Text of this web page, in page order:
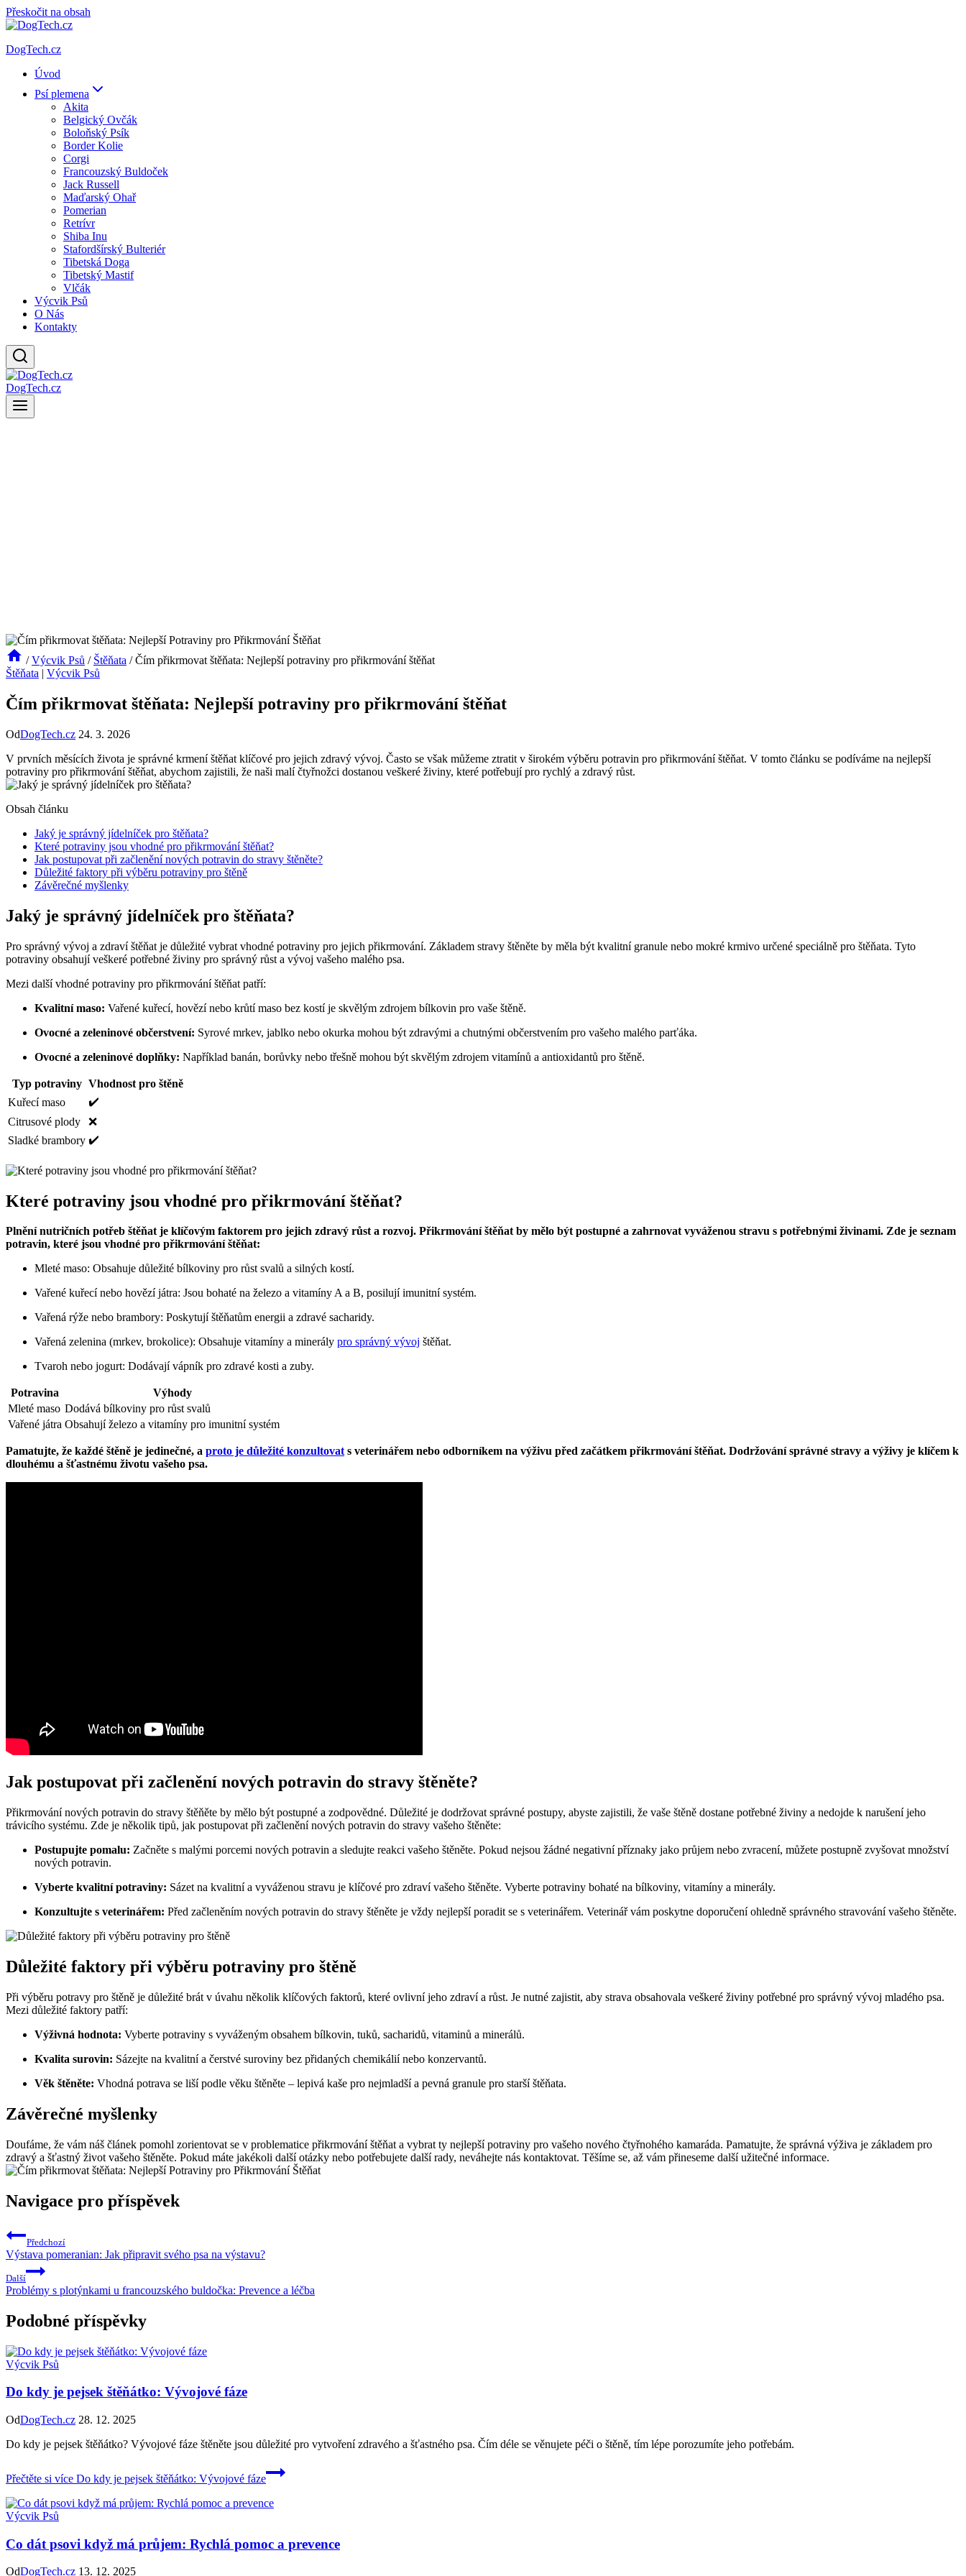
Přeskočit na obsah
DogTech.cz
Úvod
Psí plemena
Akita
Belgický Ovčák
Boloňský Psík
Border Kolie
Corgi
Francouzský Buldoček
Jack Russell
Maďarský Ohař
Pomerian
Retrívr
Shiba Inu
Stafordšírský Bulteriér
Tibetská Doga
Tibetský Mastif
Vlčák
Výcvik Psů
O Nás
Kontakty
DogTech.cz
/ Výcvik Psů / Štěňata / Čím přikrmovat štěňata: Nejlepší potraviny pro přikrmování štěňat
Štěňata | Výcvik Psů
Čím přikrmovat štěňata: Nejlepší potraviny pro přikrmování štěňat
OdDogTech.cz 24. 3. 2026
V prvních měsících života je správné krmení štěňat klíčové pro jejich zdravý vývoj. Často se však můžeme ztratit v širokém výběru potravin pro přikrmování štěňat. V tomto článku se podíváme na nejlepší
potraviny pro přikrmování štěňat, abychom zajistili, že naši malí čtyřnožci dostanou veškeré živiny, které potřebují pro rychlý a zdravý růst.
Obsah článku
Jaký je správný jídelníček pro štěňata?
Které potraviny jsou vhodné pro přikrmování štěňat?
Jak postupovat při začlenění nových potravin do stravy štěněte?
Důležité faktory při výběru potraviny pro štěně
Závěrečné myšlenky
Jaký je správný jídelníček pro štěňata?
Pro správný vývoj a zdraví štěňat je důležité vybrat vhodné potraviny pro jejich přikrmování. Základem stravy štěněte by měla být kvalitní granule nebo mokré krmivo určené speciálně pro štěňata. Tyto
potraviny obsahují veškeré potřebné živiny pro správný růst a vývoj vašeho malého psa.
Mezi další vhodné potraviny pro přikrmování štěňat patří:
Kvalitní maso: Vařené kuřecí, hovězí nebo krůtí maso bez kostí je skvělým zdrojem bílkovin pro vaše štěně.
Ovocné a zeleninové občerstvení: Syrové mrkev, jablko nebo okurka mohou být zdravými a chutnými občerstvením pro vašeho malého parťáka.
Ovocné a zeleninové doplňky: Například banán, borůvky nebo třešně mohou být skvělým zdrojem vitamínů a antioxidantů pro štěně.
Typ potraviny Vhodnost pro štěně
Kuřecí maso
✔️
Citrusové plody
❌
Sladké brambory ✔️
Které potraviny jsou vhodné pro přikrmování štěňat?
Plnění nutričních potřeb štěňat je klíčovým faktorem pro jejich zdravý růst a rozvoj. Přikrmování štěňat by mělo být postupné a zahrnovat vyváženou stravu s potřebnými živinami. Zde je seznam
potravin, které jsou vhodné pro přikrmování štěňat:
Mleté ​​maso: Obsahuje důležité bílkoviny pro růst svalů a silných kostí.
Vařené kuřecí nebo hovězí játra: Jsou bohaté na železo a vitamíny A a B, posilují imunitní systém.
Vařená rýže nebo brambory: Poskytují štěňatům energii a zdravé sacharidy.
Vařená zelenina (mrkev, brokolice): Obsahuje vitamíny a minerály pro správný vývoj štěňat.
Tvaroh nebo jogurt: Dodávají vápník pro zdravé kosti a zuby.
Potravina
Výhody
Mleté maso Dodává bílkoviny pro růst svalů
Vařené játra Obsahují železo a vitamíny pro imunitní systém
Pamatujte, že každé štěně je jedinečné, a proto je důležité konzultovats veterinářem nebo odborníkem na výživu před začátkem přikrmování štěňat. Dodržování správné stravy a výživy je klíčem k
dlouhému a šťastnému životu vašeho psa.
Jak postupovat při začlenění nových potravin do stravy štěněte?
Přikrmování nových potravin do stravy štěňěte by mělo být postupné a zodpovědné. Důležité je dodržovat správné postupy, abyste zajistili, že vaše štěně dostane potřebné živiny a nedojde k narušení jeho
trávicího systému. Zde je několik tipů, jak postupovat při začlenění nových potravin do stravy vašeho štěněte:
Postupujte pomalu: Začněte s malými porcemi nových potravin a sledujte reakci vašeho štěněte. Pokud nejsou žádné negativní příznaky jako průjem nebo zvracení, můžete postupně zvyšovat množství
nových potravin.
Vyberte kvalitní potraviny: Sázet na kvalitní a vyváženou stravu je klíčové pro zdraví vašeho štěněte. Vyberte potraviny bohaté na bílkoviny, vitamíny a minerály.
Konzultujte s veterinářem: Před začleněním nových potravin do stravy štěněte je vždy nejlepší poradit se s veterinářem. Veterinář vám poskytne doporučení ohledně správného stravování vašeho štěněte.
Důležité faktory při výběru potraviny pro štěně
Při výběru potravy pro štěně je důležité brát v úvahu několik klíčových faktorů, které ovlivní jeho zdraví a růst. Je nutné zajistit, aby strava obsahovala veškeré živiny potřebné pro správný vývoj mladého psa.
Mezi důležité faktory patří:
Výživná hodnota: Vyberte potraviny s vyváženým obsahem bílkovin, tuků, sacharidů, vitaminů a minerálů.
Kvalita surovin: Sázejte na kvalitní a čerstvé suroviny bez přidaných chemikálií nebo konzervantů.
Věk štěněte: Vhodná potrava se liší podle věku štěněte – lepivá kaše pro nejmladší a pevná granule pro starší štěňata.
Závěrečné myšlenky
Doufáme, že vám náš článek pomohl zorientovat se v problematice přikrmování štěňat a vybrat ty nejlepší potraviny pro vašeho nového čtyřnohého kamaráda. Pamatujte, že správná výživa je základem pro
zdravý a šťastný život vašeho štěněte. Pokud máte jakékoli další otázky nebo potřebujete další rady, neváhejte nás kontaktovat. Těšíme se, až vám přineseme další užitečné informace.
Navigace pro příspěvek
Předchozí
Výstava pomeranian: Jak připravit svého psa na výstavu?
Další
Problémy s plotýnkami u francouzského buldočka: Prevence a léčba
Podobné příspěvky
Výcvik Psů
Do kdy je pejsek štěňátko: Vývojové fáze
OdDogTech.cz 28. 12. 2025
Do kdy je pejsek štěňátko? Vývojové fáze štěněte jsou důležité pro vytvoření zdravého a šťastného psa. Čím déle se věnujete péči o štěně, tím lépe porozumíte jeho potřebám.
Přečtěte si více Do kdy je pejsek štěňátko: Vývojové fáze
Výcvik Psů
Co dát psovi když má průjem: Rychlá pomoc a prevence
OdDogTech.cz 13. 12. 2025